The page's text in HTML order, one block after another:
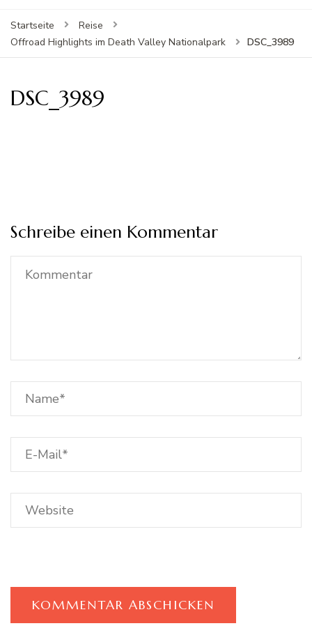
Startseite
Reise
Offroad Highlights im Death Valley Nationalpark
DSC_3989
DSC_3989
Schreibe einen Kommentar